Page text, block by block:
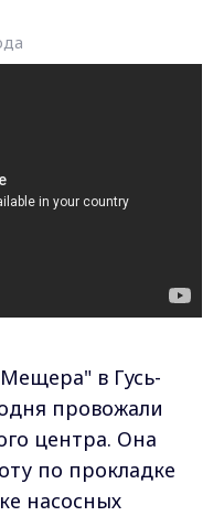
в Гусь-
провожали
центра. Она
по прокладке
насосных